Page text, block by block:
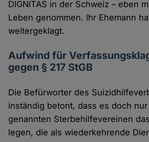
DIGNITAS in der Schweiz – eben
Leben genommen. Ihr Ehemann
weitergeklagt.
Aufwind für
gegen § 217 StGB
Die Befürworter des
inständig betont, dass es doch
genannten Sterbehilfevereinen
legen, die als wiederkehrende